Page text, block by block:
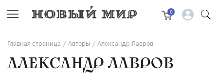
0
Главная страница / Авторы / Александр Лавров
АЛЕКСАНДР ЛАВРОВ